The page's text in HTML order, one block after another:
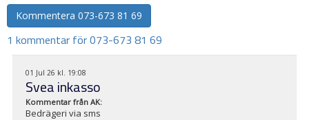
Kommentera 073-673 81 69
1 kommentar för 073-673 81 69
01 Jul 26 kl. 19:08
Svea inkasso
Kommentar från AK:
Bedrägeri via sms